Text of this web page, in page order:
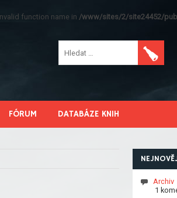
function name in /www/sites/2/site24452/
FÓRUM DATABÁZE KNIH
Archiv
1